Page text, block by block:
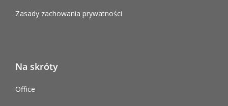
Zasady zachowania prywatności
Na skróty
Office